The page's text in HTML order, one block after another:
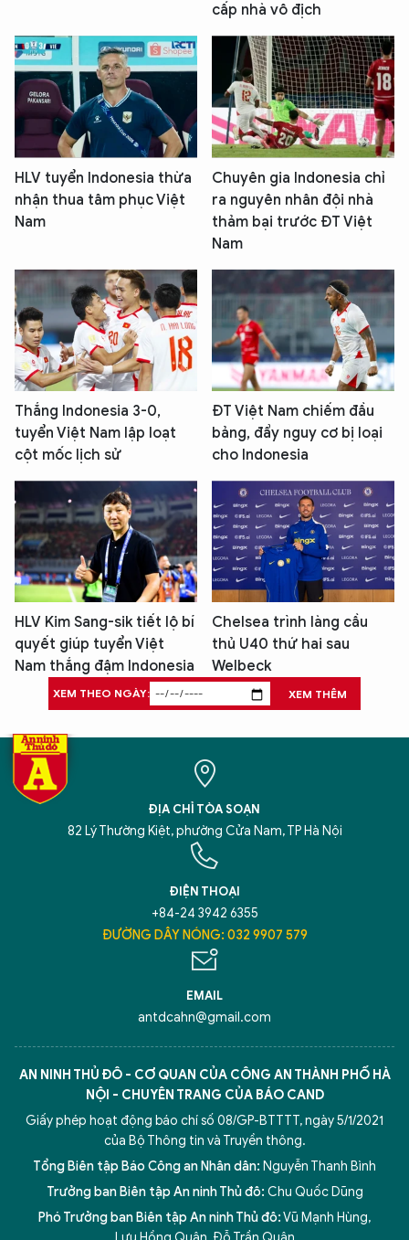
cấp nhà vô địch
HLV tuyển Indonesia thừa
nhận thua tâm phục Việt
Nam
Chuyên gia Indonesia chỉ
ra nguyên nhân đội nhà
thảm bại trước ĐT Việt
Nam
Thắng Indonesia 3-0,
tuyển Việt Nam lập loạt
cột mốc lịch sử
ĐT Việt Nam chiếm đầu
bảng, đẩy nguy cơ bị loại
cho Indonesia
HLV Kim Sang-sik tiết lộ bí
quyết giúp tuyển Việt
Nam thắng đậm Indonesia
Chelsea trình làng cầu
thủ U40 thứ hai sau
Welbeck
XEM THEO NGÀY: XEM THÊM
ĐỊA CHỈ TÒA SOẠN
82 Lý Thường Kiệt, phường Cửa Nam, TP Hà Nội
ĐIỆN THOẠI
+84-24 3942 6355
ĐƯỜNG DÂY NÓNG: 032 9907 579
EMAIL
antdcahn@gmail.com
AN NINH THỦ ĐÔ - CƠ QUAN CỦA CÔNG AN THÀNH PHỐ HÀ
NỘI - CHUYÊN TRANG CỦA BÁO CAND
Giấy phép hoạt động báo chí số 08/GP-BTTTT, ngày 5/1/2021
của Bộ Thông tin và Truyền thông.
Tổng Biên tập Báo Công an Nhân dân: Nguyễn Thanh Bình
Trưởng ban Biên tập An ninh Thủ đô: Chu Quốc Dũng
Phó Trưởng ban Biên tập An ninh Thủ đô:Vũ Mạnh Hùng,